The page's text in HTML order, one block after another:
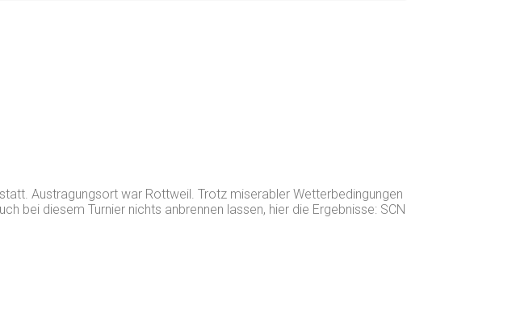
Austragungsort war Rottweil. Trotz miserabler Wetterbedingungen
bei diesem Turnier nichts anbrennen lassen, hier die Ergebnisse: SCN